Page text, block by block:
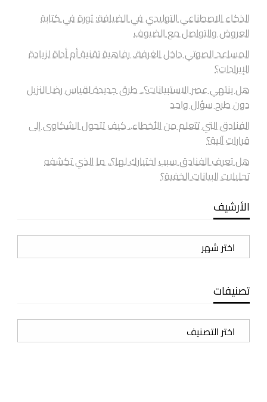
الذكاء الاصطناعي التوليدي في الضيافة: ثورة في كتابة
العروض والتواصل مع الضيوف
المساعد الصوتي داخل الغرفة.. رفاهية تقنية أم أداة لزيادة
الإيرادات؟
هل ينتهي عصر الاستبيانات؟.. طرق جديدة لقياس رضا النزيل
دون طرح سؤال واحد
الفنادق التي تتعلم من الأخطاء.. كيف تتحول الشكاوى إلى
قرارات آلية؟
هل تعرف الفنادق سبب اختيارك لها؟.. ما الذي تكشفه
تحليلات البيانات الخفية؟
الأرشيف
الأرشيف
تصنيفات
تصنيفات